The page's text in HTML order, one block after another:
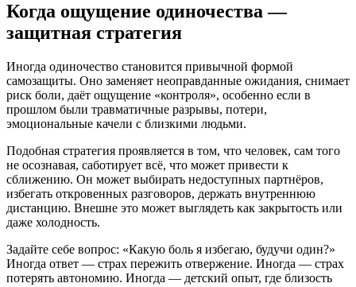
Когда ощущение одиночества —
защитная стратегия
Иногда одиночество становится привычной формой
самозащиты. Оно заменяет неоправданные ожидания, снимает
риск боли, даёт ощущение «контроля», особенно если в
прошлом были травматичные разрывы, потери,
эмоциональные качели с близкими людьми.
Подобная стратегия проявляется в том, что человек, сам того
не осознавая, саботирует всё, что может привести к
сближению. Он может выбирать недоступных партнёров,
избегать откровенных разговоров, держать внутреннюю
дистанцию. Внешне это может выглядеть как закрытость или
даже холодность.
Задайте себе вопрос: «Какую боль я избегаю, будучи один?»
Иногда ответ — страх пережить отвержение. Иногда — страх
потерять автономию. Иногда — детский опыт, где близость